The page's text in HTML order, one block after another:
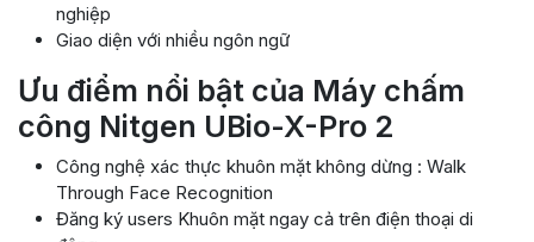
nghiệp
Giao diện với nhiều ngôn ngữ
Ưu điểm nổi bật của Máy chấm
công Nitgen UBio-X-Pro 2
Công nghệ xác thực khuôn mặt không dừng : Walk
Through Face Recognition
Đăng ký users Khuôn mặt ngay cả trên điện thoại di